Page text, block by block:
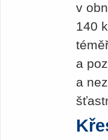
v
140
a
a